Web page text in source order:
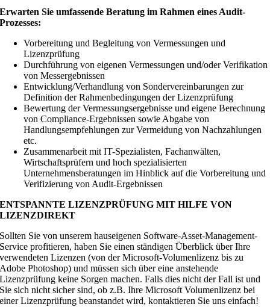
Erwarten Sie umfassende Beratung im Rahmen eines Audit-
Prozesses:
Vorbereitung und Begleitung von Vermessungen und
Lizenzprüfung
Durchführung von eigenen Vermessungen und/oder Verifikation
von Messergebnissen
Entwicklung/Verhandlung von Sondervereinbarungen zur
Definition der Rahmenbedingungen der Lizenzprüfung
Bewertung der Vermessungsergebnisse und eigene Berechnung
von Compliance-Ergebnissen sowie Abgabe von
Handlungsempfehlungen zur Vermeidung von Nachzahlungen
etc.
Zusammenarbeit mit IT-Spezialisten, Fachanwälten,
Wirtschaftsprüfern und hoch spezialisierten
Unternehmensberatungen im Hinblick auf die Vorbereitung und
Verifizierung von Audit-Ergebnissen
ENTSPANNTE LIZENZPRÜFUNG MIT HILFE VON
LIZENZDIREKT
Sollten Sie von unserem hauseigenen Software-Asset-Management-
Service profitieren, haben Sie einen ständigen Überblick über Ihre
verwendeten Lizenzen (von der Microsoft-Volumenlizenz bis zu
Adobe Photoshop) und müssen sich über eine anstehende
Lizenzprüfung keine Sorgen machen. Falls dies nicht der Fall ist und
Sie sich nicht sicher sind, ob z.B. Ihre Microsoft Volumenlizenz bei
einer Lizenzprüfung beanstandet wird, kontaktieren Sie uns einfach!